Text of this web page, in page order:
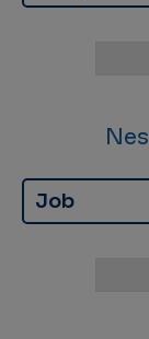
Job